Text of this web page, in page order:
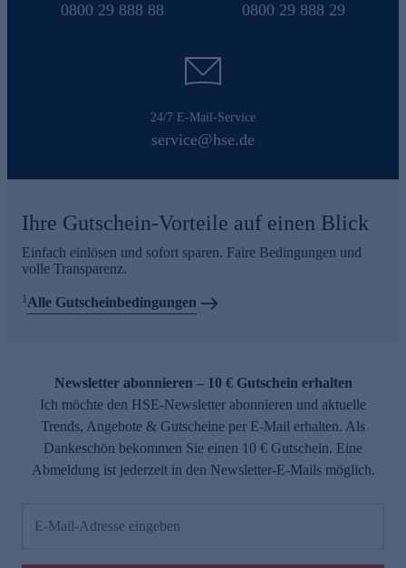
0800 29 888 88 0800 29 888 29
24/7 E-Mail-Service
service@hse.de
Ihre Gutschein-Vorteile auf einen Blick
Einfach einlösen und sofort sparen. Faire Bedingungen und
volle Transparenz.
1Alle Gutscheinbedingungen
Newsletter abonnieren – 10 € Gutschein erhalten
Ich möchte den HSE-Newsletter abonnieren und aktuelle
Trends, Angebote & Gutscheine per E-Mail erhalten. Als
Dankeschön bekommen Sie einen 10 € Gutschein. Eine
Abmeldung ist jederzeit in den Newsletter-E-Mails möglich.
E-Mail-Adresse eingeben